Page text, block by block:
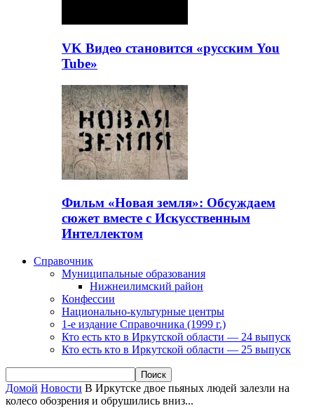
VK Видео становится «русским You
Tube»
Фильм «Новая земля»: Обсуждаем
сюжет вместе с Искусственным
Интеллектом
Справочник
Муниципальные образования
Нижнеилимский район
Конфессии
Национально-культурные центры
1-е издание Справочника (1999 г.)
Кто есть кто в Иркутской области — 24 выпуск
Кто есть кто в Иркутской области — 25 выпуск
Домой Новости В Иркутске двое пьяных людей залезли на
колесо обозрения и обрушились вниз...